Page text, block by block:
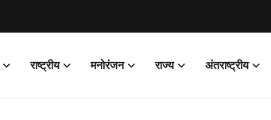
राष्ट्रीय मनोरंजन राज्य अंतराष्ट्रीय